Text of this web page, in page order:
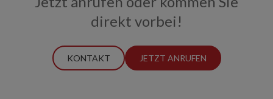
direkt vorbei!
KONTAKT JETZT ANRUFEN